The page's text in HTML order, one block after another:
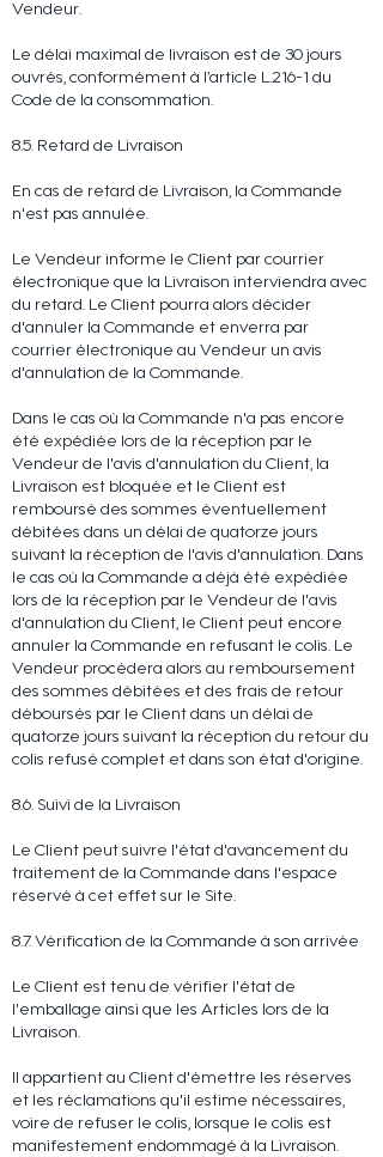
Vendeur.
Le délai maximal de livraison est de 30 jours
ouvrés, conformément à l’article L.216-1 du
Code de la consommation.
8.5. Retard de Livraison
En cas de retard de Livraison, la Commande
n'est pas annulée.
Le Vendeur informe le Client par courrier
électronique que la Livraison interviendra avec
du retard. Le Client pourra alors décider
d'annuler la Commande et enverra par
courrier électronique au Vendeur un avis
d'annulation de la Commande.
Dans le cas où la Commande n'a pas encore
été expédiée lors de la réception par le
Vendeur de l'avis d'annulation du Client, la
Livraison est bloquée et le Client est
remboursé des sommes éventuellement
débitées dans un délai de quatorze jours
suivant la réception de l'avis d'annulation. Dans
le cas où la Commande a déjà été expédiée
lors de la réception par le Vendeur de l'avis
d'annulation du Client, le Client peut encore
annuler la Commande en refusant le colis. Le
Vendeur procédera alors au remboursement
des sommes débitées et des frais de retour
déboursés par le Client dans un délai de
quatorze jours suivant la réception du retour du
colis refusé complet et dans son état d'origine.
8.6. Suivi de la Livraison
Le Client peut suivre l'état d'avancement du
traitement de la Commande dans l'espace
réservé à cet effet sur le Site.
8.7. Vérification de la Commande à son arrivée
Le Client est tenu de vérifier l'état de
l'emballage ainsi que les Articles lors de la
Livraison.
Il appartient au Client d'émettre les réserves
et les réclamations qu'il estime nécessaires,
voire de refuser le colis, lorsque le colis est
manifestement endommagé à la Livraison.